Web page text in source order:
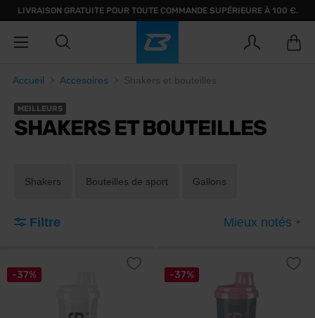
LIVRAISON GRATUITE POUR TOUTE COMMANDE SUPÉRIEURE À 100 €.
Accueil Accesoires Shakers et bouteilles
MEILLEURS
SHAKERS ET BOUTEILLES
Shakers Bouteilles de sport Gallons
Filtre Mieux notés
-37% -37%